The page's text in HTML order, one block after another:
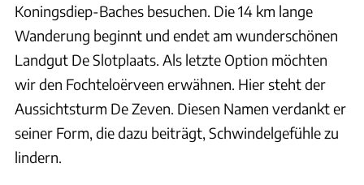
Koningsdiep-Baches besuchen. Die 14 km lange
Wanderung beginnt und endet am wunderschönen
Landgut De Slotplaats. Als letzte Option möchten
wir den Fochteloërveen erwähnen. Hier steht der
Aussichtsturm De Zeven. Diesen Namen verdankt er
seiner Form, die dazu beiträgt, Schwindelgefühle zu
lindern.